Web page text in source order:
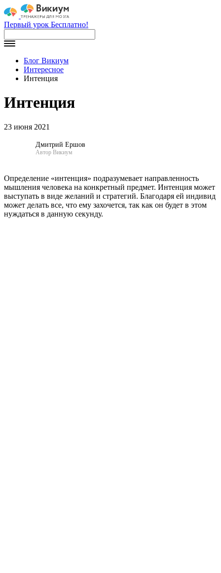
Первый урок Бесплатно!
Блог Викиум
Интересное
Интенция
Интенция
23 июня 2021
Дмитрий Ершов
Автор Викиум
Определение «интенция» подразумевает направленность
мышления человека на конкретный предмет. Интенция может
выступать в виде желаний и стратегий. Благодаря ей индивид
может делать все, что ему захочется, так как он будет в этом
нуждаться в данную секунду.